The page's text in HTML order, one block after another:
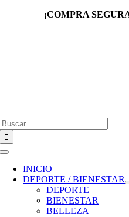
¡COMPRA
Toggle
Navigation
INICIO
DEPORTE / BIENESTAR
DEPORTE
BIENESTAR
BELLEZA